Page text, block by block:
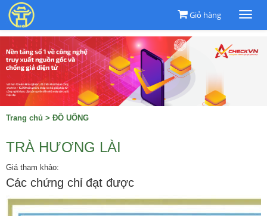
Giỏ hàng
Trang chủ > ĐỒ UỐNG
TRÀ HƯƠNG LÀI
Giá tham khảo:
Các chứng chỉ đạt được